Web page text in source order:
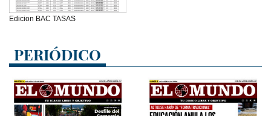
Edicion BAC TASAS
PERIÓDICO